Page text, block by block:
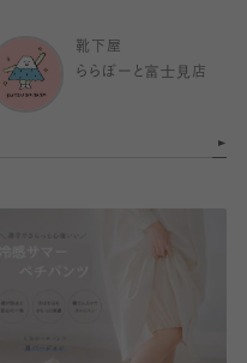
靴下屋
ららぽーと富士見店